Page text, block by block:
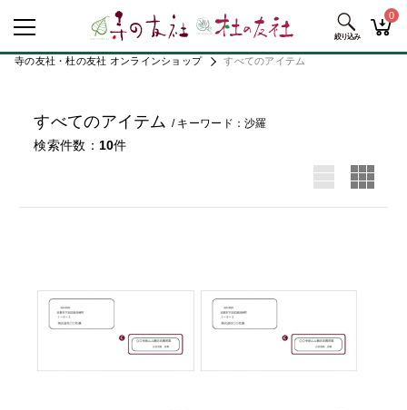
0
寺の友社・杜の友社 オンラインショップ すべてのアイテム
すべてのアイテム キーワード：沙羅
検索件数 10件